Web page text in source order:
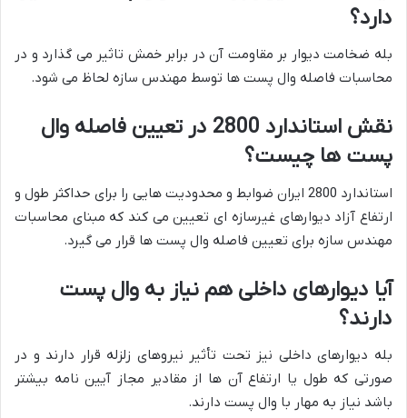
دارد؟
بله ضخامت دیوار بر مقاومت آن در برابر خمش تاثیر می گذارد و در
محاسبات فاصله وال پست ها توسط مهندس سازه لحاظ می شود.
نقش استاندارد 2800 در تعیین فاصله وال
پست ها چیست؟
استاندارد 2800 ایران ضوابط و محدودیت هایی را برای حداکثر طول و
ارتفاع آزاد دیوارهای غیرسازه ای تعیین می کند که مبنای محاسبات
مهندس سازه برای تعیین فاصله وال پست ها قرار می گیرد.
آیا دیوارهای داخلی هم نیاز به وال پست
دارند؟
بله دیوارهای داخلی نیز تحت تأثیر نیروهای زلزله قرار دارند و در
صورتی که طول یا ارتفاع آن ها از مقادیر مجاز آیین نامه بیشتر
باشد نیاز به مهار با وال پست دارند.